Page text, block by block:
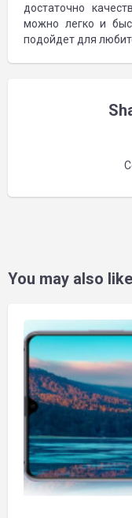
достаточно
можно легко и
подойдет для
You may also like